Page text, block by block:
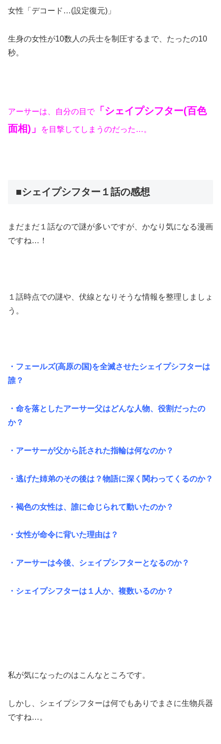
女性「デコード…(設定復元)」
生身の女性が10数人の兵士を制圧するまで、たったの10
秒。
アーサーは、自分の目で「シェイプシフター(百色
面相)」
を目撃してしまうのだった…。
■シェイプシフター１話の感想
まだまだ１話なので謎が多いですが、かなり気になる漫画
ですね…！
１話時点での謎や、伏線となりそうな情報を整理しましょ
う。
・フェールズ(高原の国)を全滅させたシェイプシフターは
誰？
・命を落としたアーサー父はどんな人物、役割だったの
か？
・アーサーが父から託された指輪は何なのか？
・逃げた姉弟のその後は？物語に深く関わってくるのか？
・褐色の女性は、誰に命じられて動いたのか？
・女性が命令に背いた理由は？
・アーサーは今後、シェイプシフターとなるのか？
・シェイプシフターは１人か、複数いるのか？
私が気になったのはこんなところです。
しかし、シェイプシフターは何でもありでまさに生物兵器
ですね…。